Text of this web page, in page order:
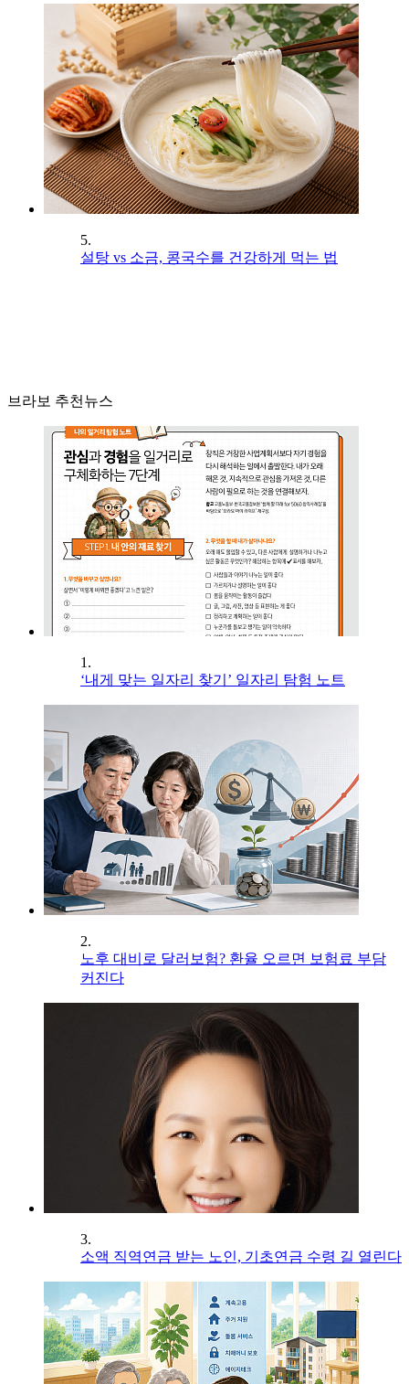
5.
설탕 vs 소금, 콩국수를 건강하게 먹는 법
브라보 추천뉴스
1.
‘내게 맞는 일자리 찾기’ 일자리 탐험 노트
2.
노후 대비로 달러보험? 환율 오르면 보험료 부담
커진다
3.
소액 직역연금 받는 노인, 기초연금 수령 길 열린다